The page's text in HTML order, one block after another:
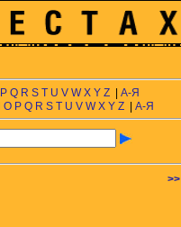
P Q R S T U V W X Y Z| А-Я
O P Q R S T U V W X Y Z| А-Я
>>